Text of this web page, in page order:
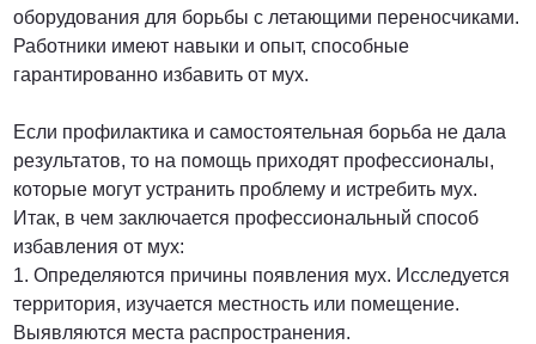
оборудования для борьбы с летающими переносчиками.
Работники имеют навыки и опыт, способные
гарантированно избавить от мух.
Если профилактика и самостоятельная борьба не дала
результатов, то на помощь приходят профессионалы,
которые могут устранить проблему и истребить мух.
Итак, в чем заключается профессиональный способ
избавления от мух:
1. Определяются причины появления мух. Исследуется
территория, изучается местность или помещение.
Выявляются места распространения.